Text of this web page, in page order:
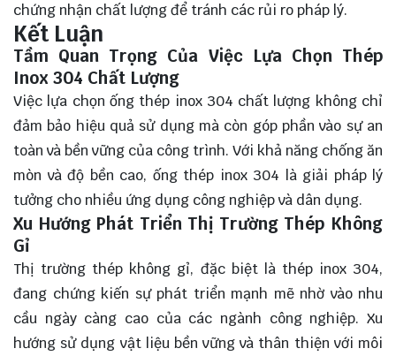
chứng nhận chất lượng để tránh các rủi ro pháp lý.
Kết Luận
Tầm Quan Trọng Của Việc Lựa Chọn Thép
Inox 304 Chất Lượng
Việc lựa chọn ống thép inox 304 chất lượng không chỉ
đảm bảo hiệu quả sử dụng mà còn góp phần vào sự an
toàn và bền vững của công trình. Với khả năng chống ăn
mòn và độ bền cao, ống thép inox 304 là giải pháp lý
tưởng cho nhiều ứng dụng công nghiệp và dân dụng.
Xu Hướng Phát Triển Thị Trường Thép Không
Gỉ
Thị trường thép không gỉ, đặc biệt là thép inox 304,
đang chứng kiến sự phát triển mạnh mẽ nhờ vào nhu
cầu ngày càng cao của các ngành công nghiệp. Xu
hướng sử dụng vật liệu bền vững và thân thiện với môi